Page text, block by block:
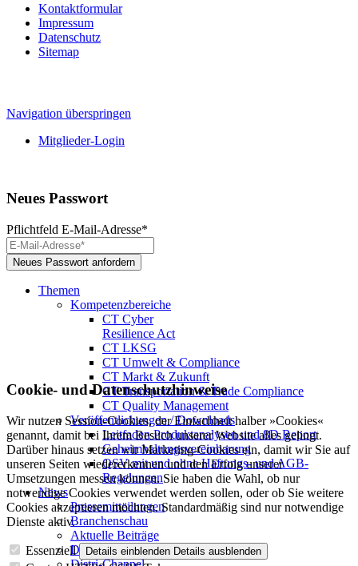
Kontaktformular
Impressum
Datenschutz
Sitemap
Navigation überspringen
Mitglieder-Login
Neues Passwort
Pflichtfeld E-Mail-Adresse*
Themen
Kompetenzbereiche
CT Cyber
Resilience Act
CT LKSG
CT Umwelt & Compliance
CT Markt & Zukunft
CT Transportation & Trade Compliance
CT Quality Management
Veröffentlichungen / Downloads
Leitfaden Produktanalysen und 8D Report
Geheimhaltungsverein­barung
QSV mit und ohne Haftungs- und AGB-
Regelungen
News
Pressemitteilungen
Branchenschau
Aktuelle Beiträge
Dossier – 20 Jahre FBDi
Cookie- und Datenschutzhinweise
Wir nutzen Session-Cookies, der Einfachheit halber »Cookies«
genannt, damit bei Ihrem Besuch unserer Website alles gelingt.
Darüber hinaus setzen wir Marketing-Cookies ein, damit wir Sie auf
unseren Seiten wiedererkennen und den Erfolg unserer
Umsetzungen messen können. Sie haben die Wahl, ob nur
notwendige Cookies verwendet werden sollen, oder ob Sie weitere
Cookies akzeptieren möchten. Standardmäßig sind nur notwendige
Dienste aktiv.
Essenziell Details einblenden Details ausblenden